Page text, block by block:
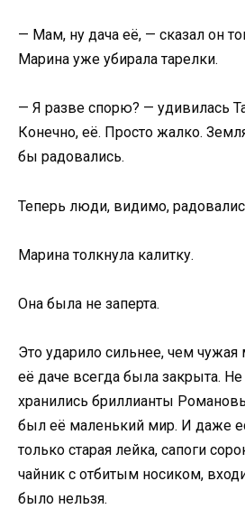
— Мам, ну дача её, — сказал он
Марина уже убирала тарелки.
— Я разве спорю? — удивилась
Конечно, её. Просто жалко.
бы радовались.
Теперь люди, видимо,
Марина толкнула калитку.
Она была не заперта.
Это ударило сильнее, чем
её даче всегда была закрыта.
хранились бриллианты
был её маленький мир. И даже
только старая лейка, сапоги
чайник с отбитым носиком,
было нельзя.